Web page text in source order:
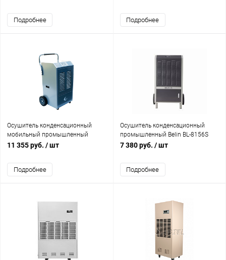
Подробнее Подробнее
Осушитель конденсационный
мобильный промышленный
SABIEL DB150P с дренажной
11 355 руб. / шт
Подробнее
Осушитель конденсационный
промышленный Belin BL-8156S
156L/d
7 380 руб. / шт
Подробнее